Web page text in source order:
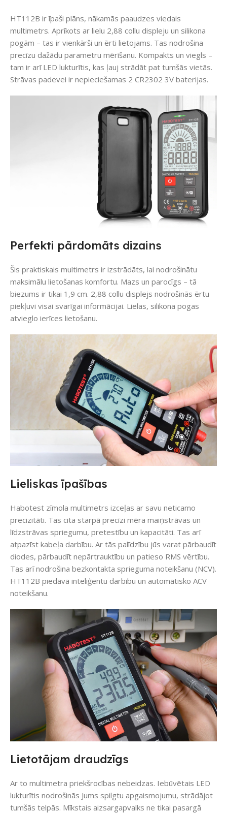
HT112B ir īpaši plāns, nākamās paaudzes viedais
multimetrs. Aprīkots ar lielu 2,88 collu displeju un silikona
pogām – tas ir vienkārši un ērti lietojams. Tas nodrošina
precīzu dažādu parametru mērīšanu. Kompakts un viegls –
tam ir arī LED lukturītis, kas ļauj strādāt pat tumšās vietās.
Strāvas padevei ir nepieciešamas 2 CR2302 3V baterijas.
Perfekti pārdomāts dizains
Šis praktiskais multimetrs ir izstrādāts, lai nodrošinātu
maksimālu lietošanas komfortu. Mazs un parocīgs – tā
biezums ir tikai 1,9 cm. 2,88 collu displejs nodrošinās ērtu
piekļuvi visai svarīgai informācijai. Lielas, silikona pogas
atvieglo ierīces lietošanu.
Lieliskas īpašības
Habotest zīmola multimetrs izceļas ar savu neticamo
precizitāti. Tas cita starpā precīzi mēra maiņstrāvas un
līdzstrāvas spriegumu, pretestību un kapacitāti. Tas arī
atpazīst kabeļa darbību. Ar tās palīdzību jūs varat pārbaudīt
diodes, pārbaudīt nepārtrauktību un patieso RMS vērtību.
Tas arī nodrošina bezkontakta sprieguma noteikšanu (NCV).
HT112B piedāvā inteliģentu darbību un automātisko ACV
noteikšanu.
Lietotājam draudzīgs
Ar to multimetra priekšrocības nebeidzas. Iebūvētais LED
lukturītis nodrošinās Jums spilgtu apgaismojumu, strādājot
tumšās telpās. Mīkstais aizsargapvalks ne tikai pasargā